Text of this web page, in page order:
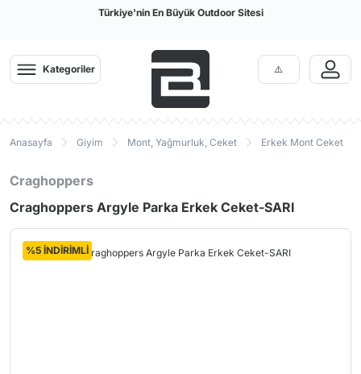
Türkiye'nin En Büyük Outdoor Sitesi
Kategoriler
Anasayfa Giyim Mont, Yağmurluk, Ceket Erkek Mont Ceket
Craghoppers
Craghoppers Argyle Parka Erkek Ceket-SARI
%5 İNDİRİMLİ